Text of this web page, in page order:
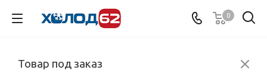
0
Товар под заказ